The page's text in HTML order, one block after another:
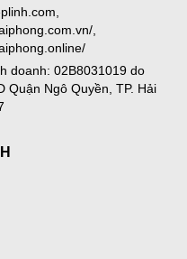
,
doanh: 02B8031019 do
Quận Ngô Quyền, TP. Hải